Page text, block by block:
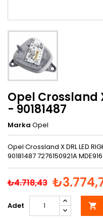
Opel Crossland
- 90181487
Marka Opel
Opel Crossland X DRL LED
90181487 7276150921A
₺4.718,43
Adet 